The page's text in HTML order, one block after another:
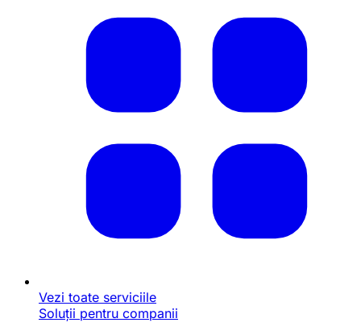
Vezi toate serviciile
Soluții pentru companii